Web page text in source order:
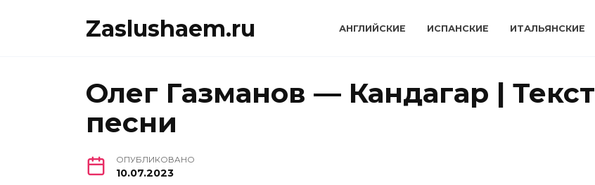
Zaslushaem.ru АНГЛИЙСКИЕ ИСПАНСКИЕ ИТАЛЬЯНСКИЕ
Олег Газманов — Кандагар | Текст
песни
ОПУБЛИКОВАНО
10.07.2023